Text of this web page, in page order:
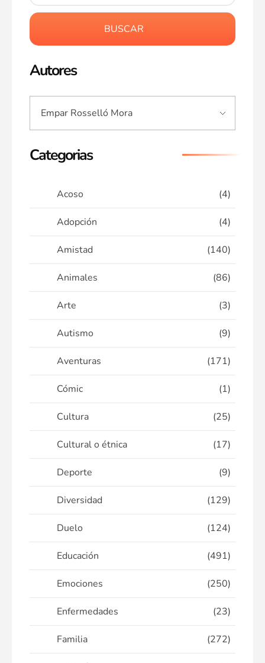
BUSCAR
Autores
Categorias
Acoso (4)
Adopción (4)
Amistad (140)
Animales (86)
Arte (3)
Autismo (9)
Aventuras (171)
Cómic (1)
Cultura (25)
Cultural o étnica (17)
Deporte (9)
Diversidad (129)
Duelo (124)
Educación (491)
Emociones (250)
Enfermedades (23)
Familia (272)